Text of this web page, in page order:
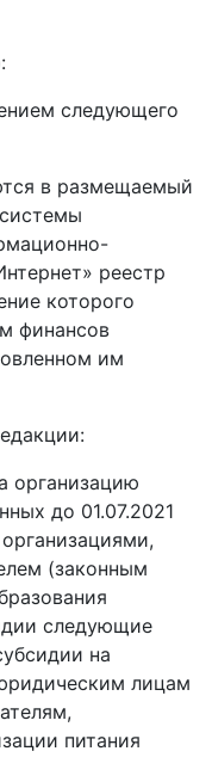
следующего
в размещаемый
реестр
которого
финансов
им
организацию
до 01.07.2021
(законным
следующие
на
лицам
питания